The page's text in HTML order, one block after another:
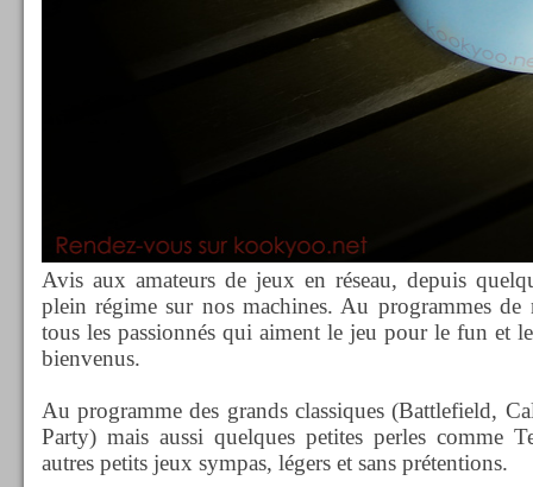
Avis aux amateurs de jeux en réseau, depuis
plein régime sur nos machines. Au programmes de
tous les passionnés qui aiment le jeu pour le fun et
bienvenus.
Au programme des grands classiques (Battlefield,
Party) mais aussi quelques petites perles comme
autres petits jeux sympas, légers et sans prétentions.